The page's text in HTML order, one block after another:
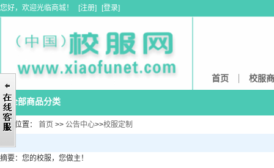
您好，欢迎光临商城！ [注册] [登录]
全部商品分类
首页 校服
当前位置： 首页 >> 公告中心>>校服定制
摘要：您的校服，您做主！